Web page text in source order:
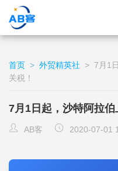
首页 > 外贸精英社 > 7月1
关税！
7月1日起，沙特阿拉伯
AB客 2020-07-01